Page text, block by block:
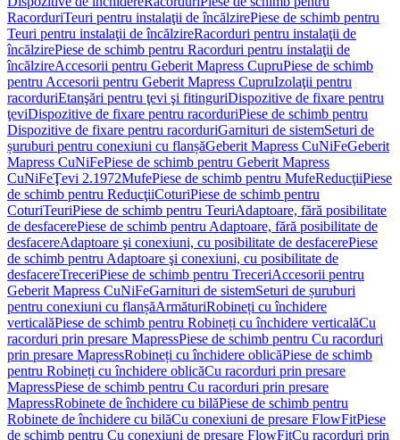
RacorduriTeuri pentru instalaţii de încălzirePiese de schimb pentru
Teuri pentru instalaţii de încălzireRacorduri pentru instalaţii de
încălzirePiese de schimb pentru Racorduri pentru instalaţii de
încălzireAccesorii pentru Geberit Mapress CupruPiese de schimb
pentru Accesorii pentru Geberit Mapress CupruIzolaţii pentru
racorduriEtanşări pentru ţevi şi fitinguriDispozitive de fixare pentru
ţeviDispozitive de fixare pentru racorduriPiese de schimb pentru
Dispozitive de fixare pentru racorduriGarnituri de sistemSeturi de
șuruburi pentru conexiuni cu flanșăGeberit Mapress CuNiFeGeberit
Mapress CuNiFePiese de schimb pentru Geberit Mapress
CuNiFeŢevi 2.1972MufePiese de schimb pentru MufeReducţiiPiese
de schimb pentru ReducţiiCoturiPiese de schimb pentru
CoturiTeuriPiese de schimb pentru TeuriAdaptoare, fără posibilitate
de desfacerePiese de schimb pentru Adaptoare, fără posibilitate de
desfacereAdaptoare şi conexiuni, cu posibilitate de desfacerePiese
de schimb pentru Adaptoare şi conexiuni, cu posibilitate de
desfacereTreceriPiese de schimb pentru TreceriAccesorii pentru
Geberit Mapress CuNiFeGarnituri de sistemSeturi de șuruburi
pentru conexiuni cu flanșăArmăturiRobineți cu închidere
verticalăPiese de schimb pentru Robineți cu închidere verticalăCu
racorduri prin presare MapressPiese de schimb pentru Cu racorduri
prin presare MapressRobineți cu închidere oblicăPiese de schimb
pentru Robineți cu închidere oblicăCu racorduri prin presare
MapressPiese de schimb pentru Cu racorduri prin presare
MapressRobinete de închidere cu bilăPiese de schimb pentru
Robinete de închidere cu bilăCu conexiuni de presare FlowFitPiese
de schimb pentru Cu conexiuni de presare FlowFitCu racorduri prin